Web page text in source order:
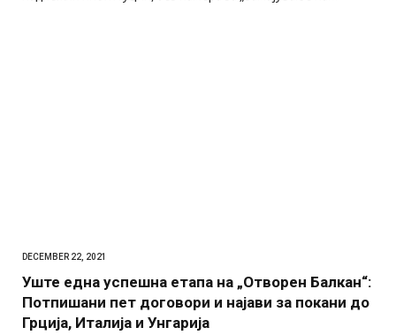
DECEMBER 22, 2021
Уште една успешна етапа на „Отворен Балкан“:
Потпишани пет договори и најави за покани до
Грција, Италија и Унгарија